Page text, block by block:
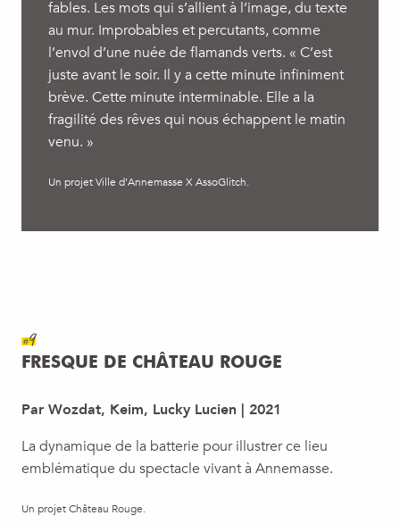
fables. Les mots qui s’allient à l’image, du texte
au mur. Improbables et percutants, comme
l’envol d’une nuée de flamands verts. « C’est
juste avant le soir. Il y a cette minute infiniment
brève. Cette minute interminable. Elle a la
fragilité des rêves qui nous échappent le matin
venu. »
Un projet Ville d’Annemasse X AssoGlitch.
#9
FRESQUE DE CHÂTEAU ROUGE
Par Wozdat, Keim, Lucky Lucien | 2021
La dynamique de la batterie pour illustrer ce lieu
emblématique du spectacle vivant à Annemasse.
Un projet Château Rouge.